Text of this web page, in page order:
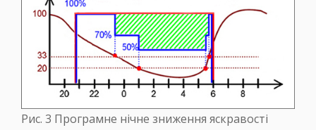
Рис. 3 Програмне нічне зниження яскравості